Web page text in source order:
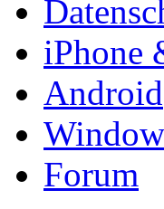
iPhone
Android
Forum